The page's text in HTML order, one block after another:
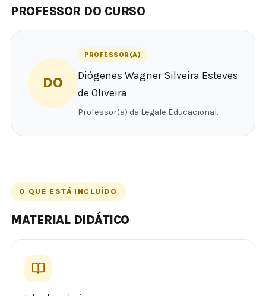
PROFESSOR DO CURSO
DO
PROFESSOR(A)
Diógenes Wagner Silveira Esteves
de Oliveira
Professor(a) da Legale Educacional.
O QUE ESTÁ INCLUÍDO
MATERIAL DIDÁTICO